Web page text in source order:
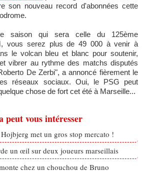
son nouveau record d'abonnées cette
saison qui sera celle du 125ème
vous serez plus de 49 000 à venir à
le volcan bleu et blanc pour soutenir,
vibrer au rythme des matchs disputés
De Zerbi", a annoncé fièrement le
réseaux sociaux. Oui, le PSG peut
chose de fort cet été à Marseille...
peut vous intéresser
met un gros stop mercato !
un œil sur deux joueurs marseillais
chez un chouchou de Bruno